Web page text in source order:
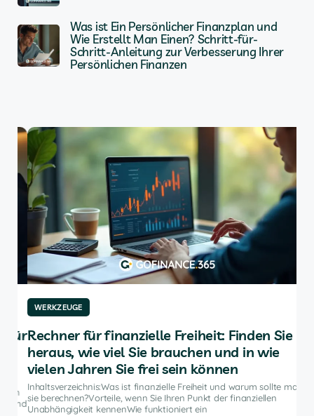
Was ist Ein Persönlicher Finanzplan und
Wie Erstellt Man Einen? Schritt-für-
Schritt-Anleitung zur Verbesserung Ihrer
Persönlichen Finanzen
WERKZEUGE
Rechner für finanzielle Freiheit: Finden Sie
heraus, wie viel Sie brauchen und in wie
vielen Jahren Sie frei sein können
Inhaltsverzeichnis:Was ist finanzielle Freiheit und warum sollte man
sie berechnen?Vorteile, wenn Sie Ihren Punkt der finanziellen
Unabhängigkeit kennenWie funktioniert ein